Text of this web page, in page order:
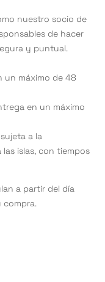
nuestro socio de
de hacer
y puntual.
un máximo de 48
en un máximo
a la
islas, con tiempos
a partir del día
compra.